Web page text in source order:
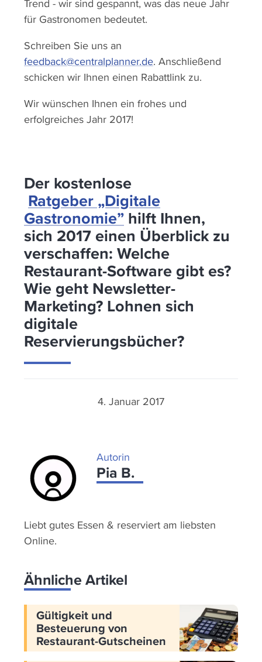
Trend - wir sind gespannt, was das neue Jahr
für Gastronomen bedeutet.
Schreiben Sie uns an
feedback@centralplanner.de. Anschließend
schicken wir Ihnen einen Rabattlink zu.
Wir wünschen Ihnen ein frohes und
erfolgreiches Jahr 2017!
Der kostenlose
Ratgeber „Digitale
Gastronomie” hilft Ihnen,
sich 2017 einen Überblick zu
verschaffen: Welche
Restaurant-Software gibt es?
Wie geht Newsletter-
Marketing? Lohnen sich
digitale
Reservierungsbücher?
4. Januar 2017
Autorin
Pia B.
Liebt gutes Essen & reserviert am liebsten
Online.
Ähnliche Artikel
Gültigkeit und
Besteuerung von
Restaurant-Gutscheinen